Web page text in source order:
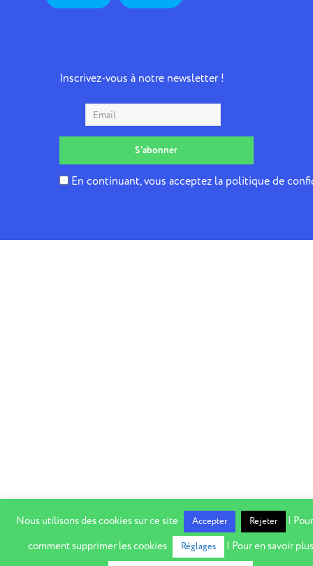
Inscrivez-vous à notre newsletter !
En continuant, vous acceptez la politique de
Nous utilisons des cookies sur ce site Accepter Rejeter
|
comment supprimer les cookies
Réglages | Pour en savoir